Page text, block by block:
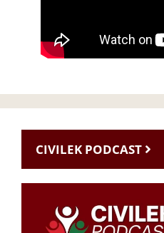
CIVILEK PODCAST